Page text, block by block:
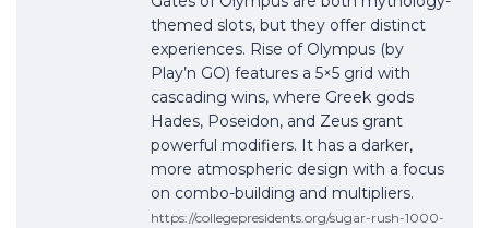
themed slots, but they offer distinct
experiences. Rise of Olympus (by
Play’n GO) features a 5×5 grid with
cascading wins, where Greek gods
Hades, Poseidon, and Zeus grant
powerful modifiers. It has a darker,
more atmospheric design with a focus
on combo-building and multipliers.
https://collegepresidents.org/sugar-rush-1000-